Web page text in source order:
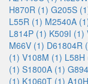
H870R (1) G205S
L55R (1) M2540A
L814P (1) K509I (1)
M66V (1) D61804R
(1) V108M (1) L58H
(1) S1800A (1)
(1) K1060T (1)